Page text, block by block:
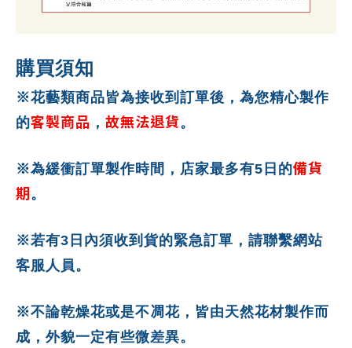
購買須知
※花藝類商品皆為接收到訂單後，為您精心製作
的客製商品 ， 故無法退貨 。
※為緩衝訂單製作時間，店家最多有5日的備貨
期 。
※若有3日內須收到貨的緊急訂單，請聯繫網站
客服人員。
※不論乾燥花或是不凋花，皆由天然花材製作而
成，外貌一定有些微差異。